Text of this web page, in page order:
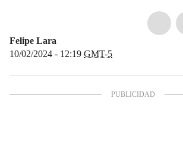
Felipe Lara
10/02/2024 - 12:19 GMT-5